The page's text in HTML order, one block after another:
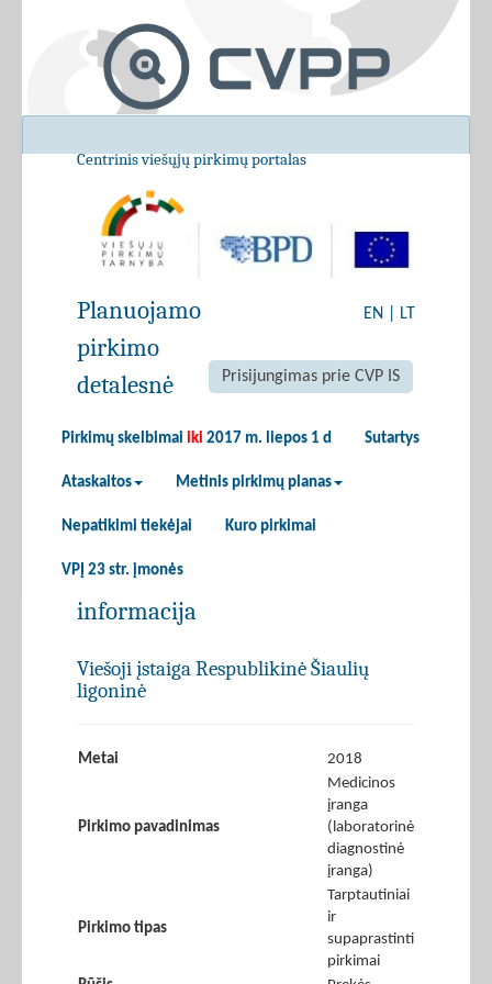
Centrinis viešųjų pirkimų portalas
EN LT
Prisijungimas prie CVP IS
Pirkimų skelbimai iki 2017 m. liepos 1 d Sutartys
Ataskaitos Metinis pirkimų planas
Nepatikimi tiekėjai Kuro pirkimai
VPĮ 23 str. įmonės
Planuojamo
pirkimo
detalesnė
informacija
Viešoji įstaiga Respublikinė Šiaulių
ligoninė
Metai 2018
Pirkimo pavadinimas
Medicinos
įranga
(laboratorinė
diagnostinė
įranga)
Pirkimo tipas
Tarptautiniai
ir
supaprastinti
pirkimai